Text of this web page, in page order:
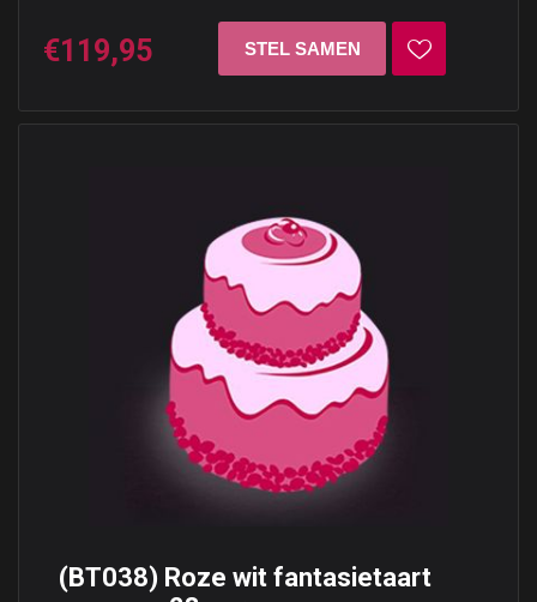
€119,95
(BT038) Roze wit fantasietaart